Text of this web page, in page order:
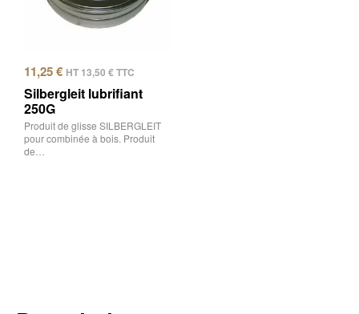
11,25€ HT 13,50 €TTC
Silbergleit lubrifiant
250G
Produit de glisse SILBERGLEIT
pour combinée à bois. Produit
de…